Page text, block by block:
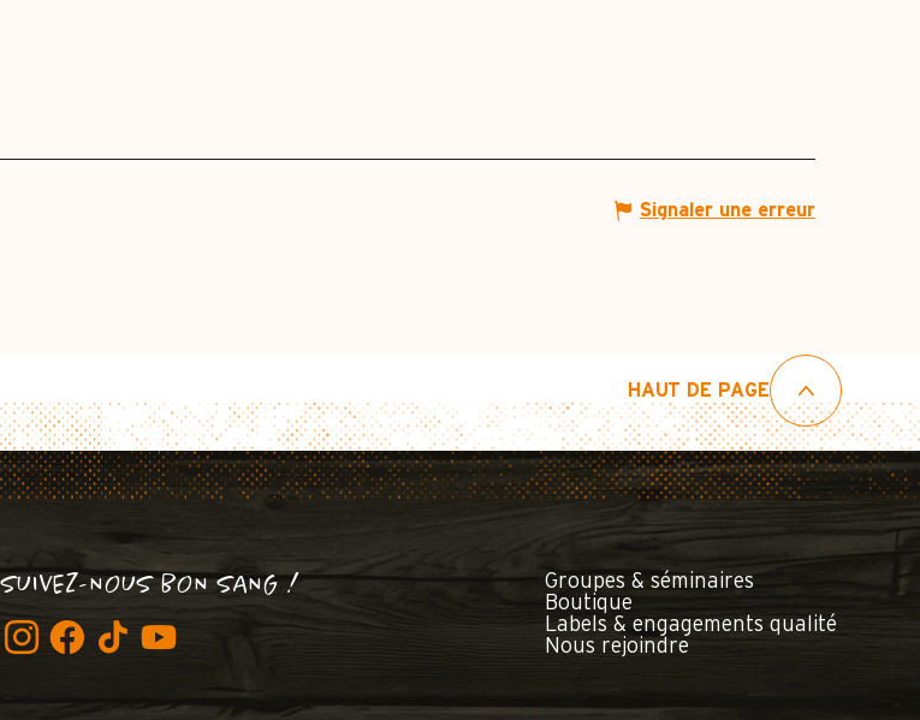
Signaler une erreur
HAUT DE PAGE
SUIVEZ-NOUS BON SANG !
Groupes & séminaires
Boutique
Labels & engagements qualité
Nous rejoindre